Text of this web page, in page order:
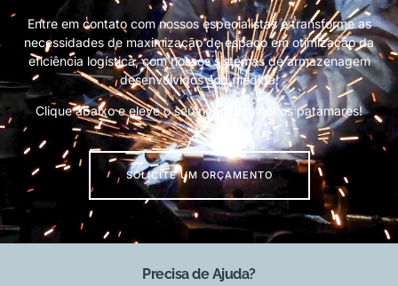
Entre em contato com nossos especialistas e transforme as
necessidades de maximização de espaço em otimização da
eficiência logística, com nossos sistemas de armazenagem
desenvolvidos sob medida!
Clique abaixo e eleve o seu negócio a novos patamares!
SOLICITE UM ORÇAMENTO
Precisa de Ajuda?